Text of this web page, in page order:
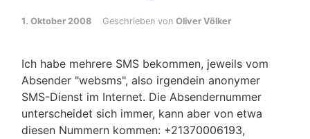
1. Oktober 2008 Geschrieben von Oliver Völker
Ich habe mehrere SMS bekommen, jeweils vom
Absender "websms", also irgendein anonymer
SMS-Dienst im Internet. Die Absendernummer
unterscheidet sich immer, kann aber von etwa
diesen Nummern kommen: +21370006193,